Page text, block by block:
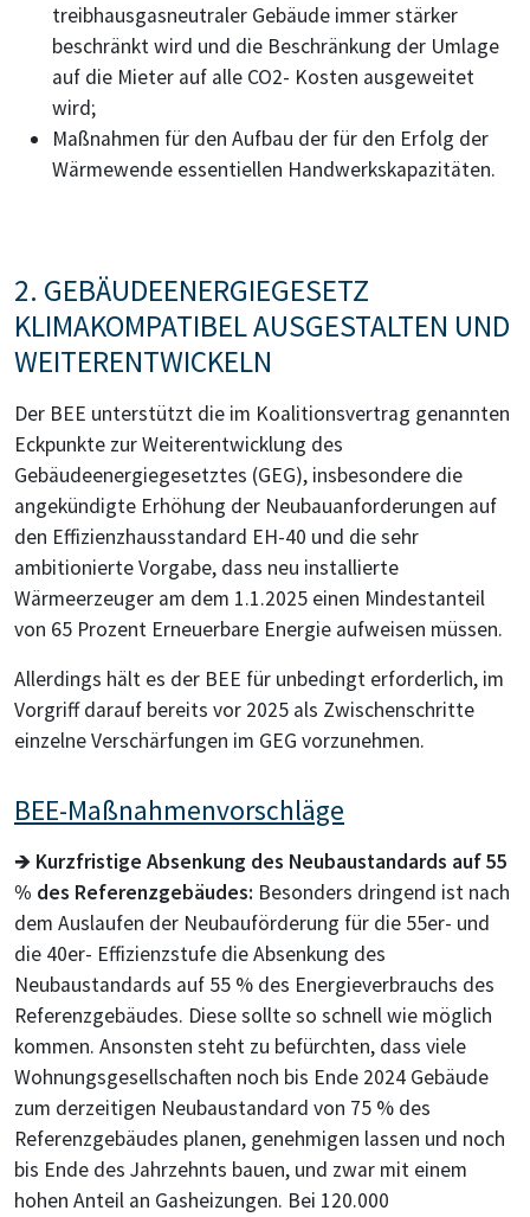
treibhausgasneutraler Gebäude immer stärker
beschränkt wird und die Beschränkung der Umlage
auf die Mieter auf alle CO2- Kosten ausgeweitet
wird;
Maßnahmen für den Aufbau der für den Erfolg der
Wärmewende essentiellen Handwerkskapazitäten.
2. GEBÄUDEENERGIEGESETZ
KLIMAKOMPATIBEL AUSGESTALTEN UND
WEITERENTWICKELN
Der BEE unterstützt die im Koalitionsvertrag genannten
Eckpunkte zur Weiterentwicklung des
Gebäudeenergiegesetztes (GEG), insbesondere die
angekündigte Erhöhung der Neubauanforderungen auf
den Effizienzhausstandard EH-40 und die sehr
ambitionierte Vorgabe, dass neu installierte
Wärmeerzeuger am dem 1.1.2025 einen Mindestanteil
von 65 Prozent Erneuerbare Energie aufweisen müssen.
Allerdings hält es der BEE für unbedingt erforderlich, im
Vorgriff darauf bereits vor 2025 als Zwischenschritte
einzelne Verschärfungen im GEG vorzunehmen.
BEE-Maßnahmenvorschläge
🡺 Kurzfristige Absenkung des Neubaustandards auf 55
% des Referenzgebäudes: Besonders dringend ist nach
dem Auslaufen der Neubauförderung für die 55er- und
die 40er- Effizienzstufe die Absenkung des
Neubaustandards auf 55 % des Energieverbrauchs des
Referenzgebäudes. Diese sollte so schnell wie möglich
kommen. Ansonsten steht zu befürchten, dass viele
Wohnungsgesellschaften noch bis Ende 2024 Gebäude
zum derzeitigen Neubaustandard von 75 % des
Referenzgebäudes planen, genehmigen lassen und noch
bis Ende des Jahrzehnts bauen, und zwar mit einem
hohen Anteil an Gasheizungen. Bei 120.000